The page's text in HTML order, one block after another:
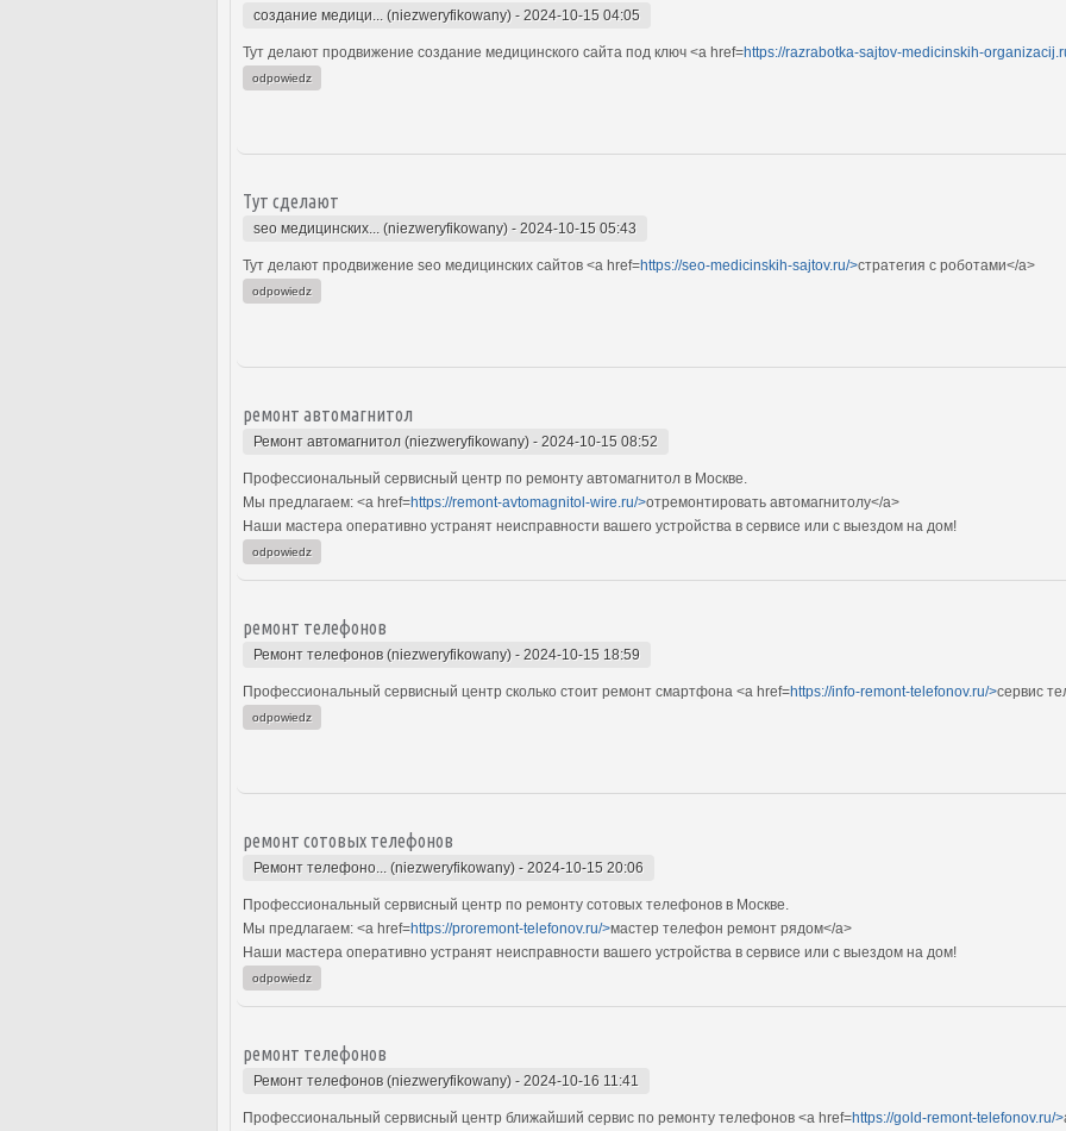
создание медици... (niezweryfikowany) - 2024-10-15 04:05
Тут делают продвижение создание медицинского сайта под ключ <a href=https://razrabotka-sajtov-medicinskih-
odpowiedz
Тут сделают
seo медицинских... (niezweryfikowany) - 2024-10-15 05:43
Тут делают продвижение seo медицинских сайтов <a href=https://seo-medicinskih-sajtov.ru/>стратегия с роботами</a>
odpowiedz
ремонт автомагнитол
Ремонт автомагнитол (niezweryfikowany) - 2024-10-15 08:52
Профессиональный сервисный центр по ремонту автомагнитол в Москве.
Мы предлагаем: <a href=https://remont-avtomagnitol-wire.ru/>отремонтировать автомагнитолу</a>
Наши мастера оперативно устранят неисправности вашего устройства в сервисе или с выездом на дом!
odpowiedz
ремонт телефонов
Ремонт телефонов (niezweryfikowany) - 2024-10-15 18:59
Профессиональный сервисный центр сколько стоит ремонт смартфона <a href=https://info-remont-telefonov.ru/>сервис
odpowiedz
ремонт сотовых телефонов
Ремонт телефоно... (niezweryfikowany) - 2024-10-15 20:06
Профессиональный сервисный центр по ремонту сотовых телефонов в Москве.
Мы предлагаем: <a href=https://proremont-telefonov.ru/>мастер телефон ремонт рядом</a>
Наши мастера оперативно устранят неисправности вашего устройства в сервисе или с выездом на дом!
odpowiedz
ремонт телефонов
Ремонт телефонов (niezweryfikowany) - 2024-10-16 11:41
Профессиональный сервисный центр ближайший сервис по ремонту телефонов <a href=https://gold-remont-telefonov.ru/>